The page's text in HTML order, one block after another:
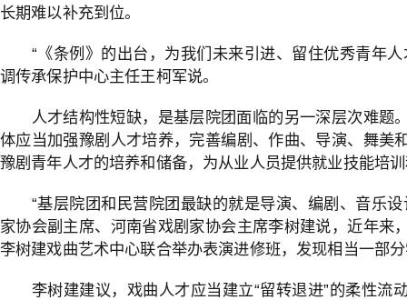
长期难以补充到位。
“《条例》的出台，为我们未来引进、留住优秀青年
调传承保护中心主任王柯军说。
人才结构性短缺，是基层院团面临的另一深层次难题
体应当加强豫剧人才培养，完善编剧、作曲、导演、舞美
豫剧青年人才的培养和储备，为从业人员提供就业技能培
“基层院团和民营院团最缺的就是导演、编剧、音乐
家协会副主席、河南省戏剧家协会主席李树建说，近年来
李树建戏曲艺术中心联合举办表演进修班，发现相当一部
李树建建议，戏曲人才应当建立“留转退进”的柔性流